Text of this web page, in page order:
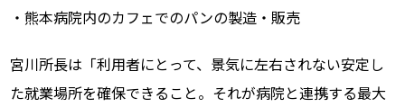
・熊本病院内のカフェでのパンの製造・販売
宮川所長は「利用者にとって、景気に左右されない安定し
た就業場所を確保できること。それが病院と連携する最大